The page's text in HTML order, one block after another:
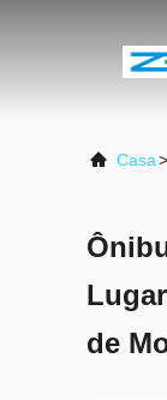
Casa>
de